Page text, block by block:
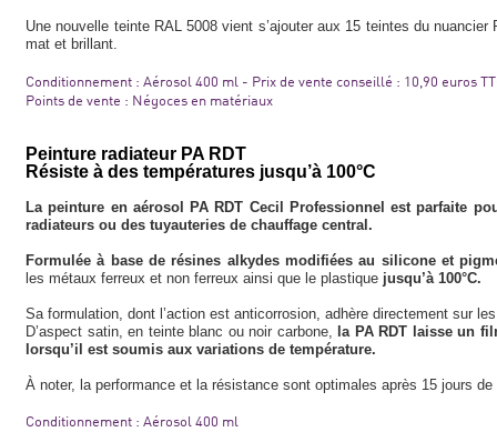
Une nouvelle teinte RAL 5008 vient s’ajouter aux 15 teintes du
mat et brillant.
Conditionnement : Aérosol 400 ml - Prix de vente conseillé : 10,90 euros
Points de vente : Négoces en matériaux
Peinture radiateur PA RDT
Résiste à des températures jusqu’à 100°C
La peinture en aérosol PA RDT Cecil Professionnel est parfaite
radiateurs ou des tuyauteries de chauffage central.
Formulée à base de résines alkydes modifiées au silicone et
les métaux ferreux et non ferreux ainsi que le plastique jusqu’à 100°C.
Sa formulation, dont l’action est anticorrosion, adhère directement sur
D’aspect satin, en teinte blanc ou noir carbone, la PA RDT laisse un
lorsqu’il est soumis aux variations de température.
À noter, la performance et la résistance sont optimales après 15 jours de
Conditionnement : Aérosol 400 ml